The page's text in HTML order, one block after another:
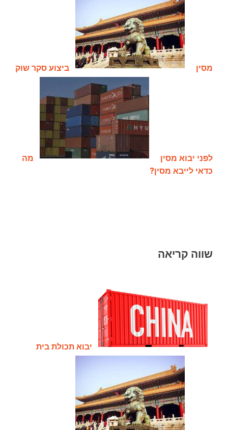
מסין ביצוע סקר שוק
לפני יבוא מסין
מה
כדאי לייבא מסין?
שווה קריאה
יבוא תכולת בית